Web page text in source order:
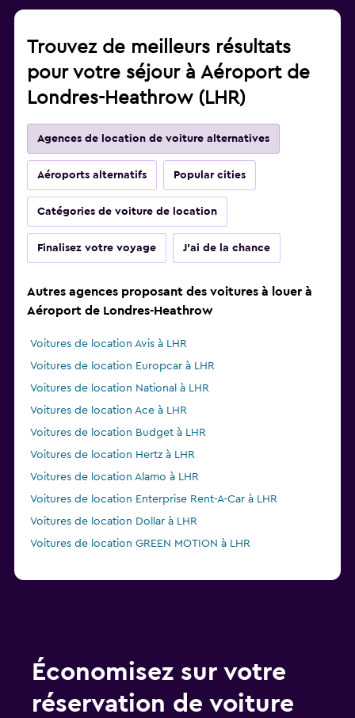
Trouvez de meilleurs résultats
pour votre séjour à Aéroport de
Londres-Heathrow (LHR)
Agences de location de voiture alternatives
Aéroports alternatifs Popular cities
Catégories de voiture de location
Finalisez votre voyage J'ai de la chance
Autres agences proposant des voitures à louer à
Aéroport de Londres-Heathrow
Voitures de location Avis à LHR
Voitures de location Europcar à LHR
Voitures de location National à LHR
Voitures de location Ace à LHR
Voitures de location Budget à LHR
Voitures de location Hertz à LHR
Voitures de location Alamo à LHR
Voitures de location Enterprise Rent-A-Car à LHR
Voitures de location Dollar à LHR
Voitures de location GREEN MOTION à LHR
Économisez sur votre
réservation de voiture